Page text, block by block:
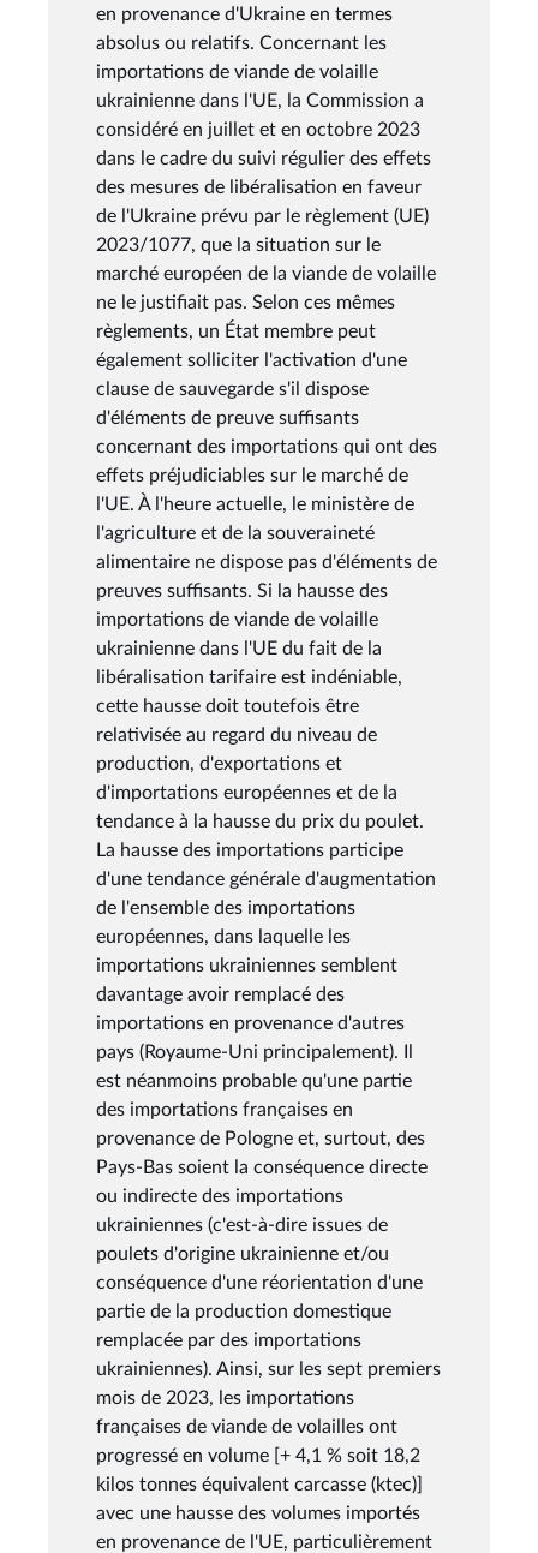
en provenance d'Ukraine en termes
absolus ou relatifs. Concernant les
importations de viande de volaille
ukrainienne dans l'UE, la Commission a
considéré en juillet et en octobre 2023
dans le cadre du suivi régulier des effets
des mesures de libéralisation en faveur
de l'Ukraine prévu par le règlement (UE)
2023/1077, que la situation sur le
marché européen de la viande de volaille
ne le justifiait pas. Selon ces mêmes
règlements, un État membre peut
également solliciter l'activation d'une
clause de sauvegarde s'il dispose
d'éléments de preuve suffisants
concernant des importations qui ont des
effets préjudiciables sur le marché de
l'UE. À l'heure actuelle, le ministère de
l'agriculture et de la souveraineté
alimentaire ne dispose pas d'éléments de
preuves suffisants. Si la hausse des
importations de viande de volaille
ukrainienne dans l'UE du fait de la
libéralisation tarifaire est indéniable,
cette hausse doit toutefois être
relativisée au regard du niveau de
production, d'exportations et
d'importations européennes et de la
tendance à la hausse du prix du poulet.
La hausse des importations participe
d'une tendance générale d'augmentation
de l'ensemble des importations
européennes, dans laquelle les
importations ukrainiennes semblent
davantage avoir remplacé des
importations en provenance d'autres
pays (Royaume-Uni principalement). Il
est néanmoins probable qu'une partie
des importations françaises en
provenance de Pologne et, surtout, des
Pays-Bas soient la conséquence directe
ou indirecte des importations
ukrainiennes (c'est-à-dire issues de
poulets d'origine ukrainienne et/ou
conséquence d'une réorientation d'une
partie de la production domestique
remplacée par des importations
ukrainiennes). Ainsi, sur les sept premiers
mois de 2023, les importations
françaises de viande de volailles ont
progressé en volume [+ 4,1 % soit 18,2
kilos tonnes équivalent carcasse (ktec)]
avec une hausse des volumes importés
en provenance de l'UE, particulièrement